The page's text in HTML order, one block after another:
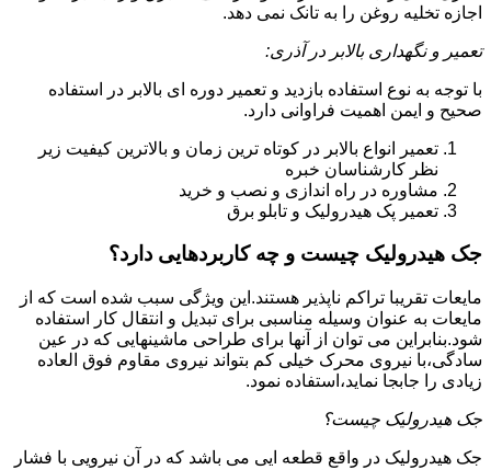
اجازه تخلیه روغن را به تانک نمی دهد.
تعمیر و نگهداری بالابر در آذری:
با توجه به نوع استفاده بازدید و تعمیر دوره ای بالابر در استفاده
صحیح و ایمن اهمیت فراوانی دارد.
تعمیر انواع بالابر در کوتاه ترین زمان و بالاترین کیفیت زیر
نظر کارشناسان خبره
مشاوره در راه اندازی و نصب و خرید
تعمیر پک هیدرولیک و تابلو برق
جک هیدرولیک چیست و چه کاربردهایی دارد؟
مایعات تقریبا تراکم ناپذیر هستند.این ویژگی سبب شده است که از
مایعات به عنوان وسیله مناسبی برای تبدیل و انتقال کار استفاده
شود.بنابراین می توان از آنها برای طراحی ماشینهایی که در عین
سادگی،با نیروی محرک خیلی کم بتواند نیروی مقاوم فوق العاده
زیادی را جابجا نماید،استفاده نمود.
جک هیدرولیک چیست؟
جک هیدرولیک در واقع قطعه ایی می باشد که در آن نیرویی با فشار